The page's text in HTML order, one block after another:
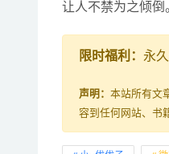
让人不禁为之倾倒
限时福利： 永
声明： 本站所有文
容到任何网站、书